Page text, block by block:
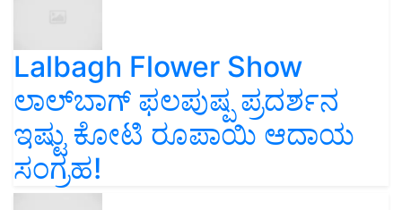
Lalbagh Flower Show
ಲಾಲ್‌ಬಾಗ್ ಫಲಪುಷ್ಪ ಪ್ರದರ್ಶನ
ಇಷ್ಟು ಕೋಟಿ ರೂಪಾಯಿ ಆದಾಯ
ಸಂಗ್ರಹ!